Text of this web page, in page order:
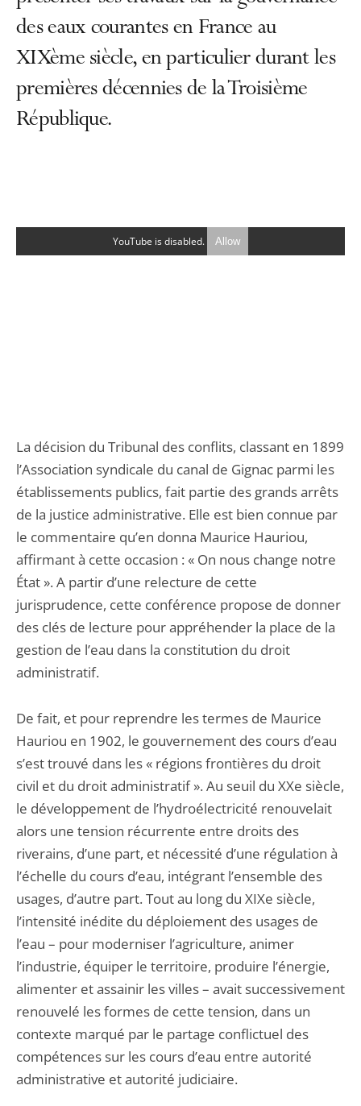
des eaux courantes en France au
XIXème siècle, en particulier durant les
premières décennies de la Troisième
République.
YouTube is disabled. Allow
La décision du Tribunal des conflits, classant en 1899
l’Association syndicale du canal de Gignac parmi les
établissements publics, fait partie des grands arrêts
de la justice administrative. Elle est bien connue par
le commentaire qu’en donna Maurice Hauriou,
affirmant à cette occasion : « On nous change notre
État ». A partir d’une relecture de cette
jurisprudence, cette conférence propose de donner
des clés de lecture pour appréhender la place de la
gestion de l’eau dans la constitution du droit
administratif.
De fait, et pour reprendre les termes de Maurice
Hauriou en 1902, le gouvernement des cours d’eau
s’est trouvé dans les « régions frontières du droit
civil et du droit administratif ». Au seuil du XXe siècle,
le développement de l’hydroélectricité renouvelait
alors une tension récurrente entre droits des
riverains, d’une part, et nécessité d’une régulation à
l’échelle du cours d’eau, intégrant l’ensemble des
usages, d’autre part. Tout au long du XIXe siècle,
l’intensité inédite du déploiement des usages de
l’eau – pour moderniser l’agriculture, animer
l’industrie, équiper le territoire, produire l’énergie,
alimenter et assainir les villes – avait successivement
renouvelé les formes de cette tension, dans un
contexte marqué par le partage conflictuel des
compétences sur les cours d’eau entre autorité
administrative et autorité judiciaire.